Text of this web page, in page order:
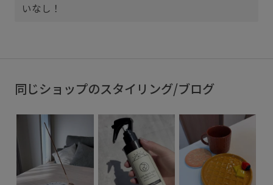
いなし！
同じショップのスタイリング/ブログ